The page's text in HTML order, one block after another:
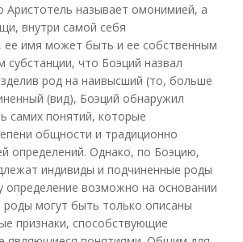
Аристотель называет омонимией, а
внутри самой себя
ее имя может быть и ее собственным
что Боэций назвал
род на наивысший (то, больше
(вид), Боэций обнаружил
самих понятий, которые
общности и традиционно
определений. Однако, по Боэцию,
индивиды и подчиненные роды
определение возможно на основании
могут быть только описаны
признаки, способствующие